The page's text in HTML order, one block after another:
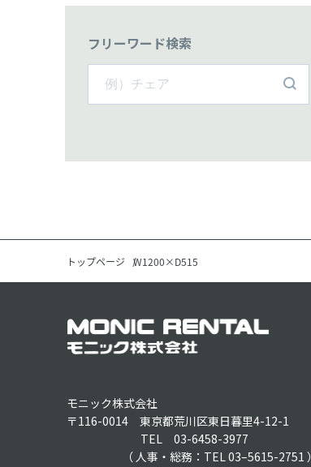
フリーワード検索
トップページ W1200×D515
モニック株式会社
〒116-0014 東京都荒川区東日暮里4-12-1
TEL 03-6458-3977
（ 人事・総務：TEL 03–5615-2751 ）